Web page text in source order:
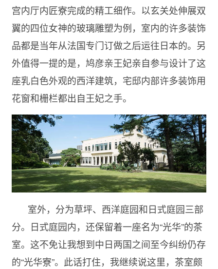
宫内厅内匠寮完成的精工细作。以玄关处伸展双
翼的四位女神的玻璃雕塑为例，室内的许多装饰
品都是当年从法国专门订做之后运往日本的。另
外值得一提的是，鸠彦亲王妃亲自参与设计了这
座乳白色外观的西洋建筑，宅邸内部许多装饰用
花窗和栅栏都出自王妃之手。
室外，分为草坪、西洋庭园和日式庭园三部
分。日式庭园内，还保留着一座名为“光华”的茶
室。这不免让我想到中日两国之间至今纠纷仍存
的“光华寮”。此话打住，我继续说这里，茶室颇